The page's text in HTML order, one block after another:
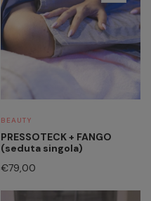
BEAUTY
PRESSOTECK + FANGO
(seduta singola)
€79,00